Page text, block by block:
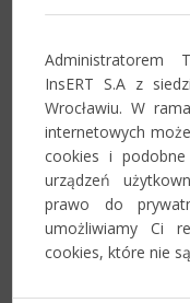
Administratorem
InsERT S.A z
Wrocławiu. W
internetowych
cookies i
urządzeń
prawo do
umożliwiamy Ci
cookies, które nie